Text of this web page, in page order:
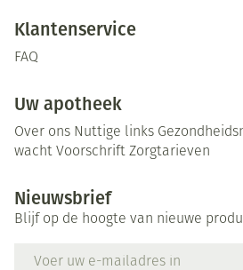
Klantenservice
FAQ
Uw apotheek
Over ons Nuttige links
wacht Voorschrift Zorgtarieven
Nieuwsbrief
Blijf op de hoogte van nieuwe